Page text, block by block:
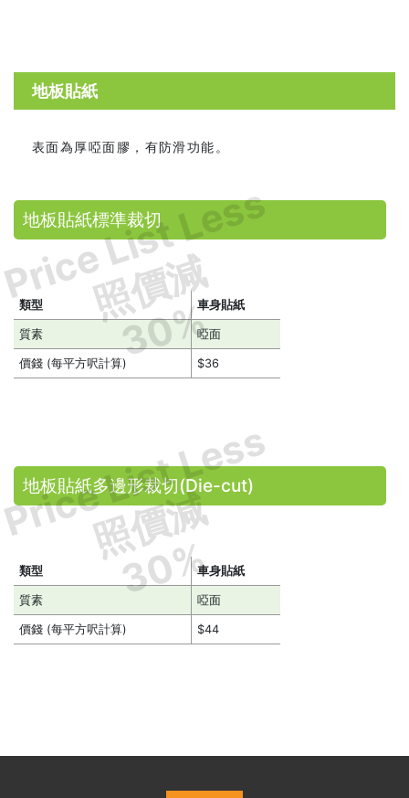
List Less
照價減
30%
List Less
照價減
30%
地板貼紙
表面為厚啞面膠，有防滑功能。
地板貼紙標準裁切
類型 車身貼紙
質素 啞面
價錢 (每平方呎計算) $36
地板貼紙多邊形裁切(Die-cut)
類型 車身貼紙
質素 啞面
價錢 (每平方呎計算) $44